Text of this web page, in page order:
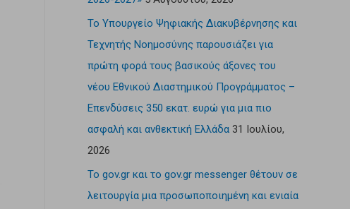
Το Υπουργείο Ψηφιακής Διακυβέρνησης και
Τεχνητής Νοημοσύνης παρουσιάζει για
πρώτη φορά τους βασικούς άξονες του
νέου Εθνικού Διαστημικού Προγράμματος –
Επενδύσεις 350 εκατ. ευρώ για μια πιο
ασφαλή και ανθεκτική Ελλάδα 31 Ιουλίου,
2026
Το gov.gr και το gov.gr messenger θέτουν σε
λειτουργία μια προσωποποιημένη και ενιαία